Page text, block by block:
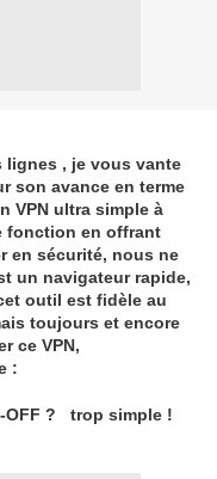
lignes , je vous vante
son avance en terme
VPN ultra simple à
fonction en offrant
en sécurité, nous ne
un navigateur rapide,
outil est fidèle au
toujours et encore
ce VPN,
:
OFF ? trop simple !